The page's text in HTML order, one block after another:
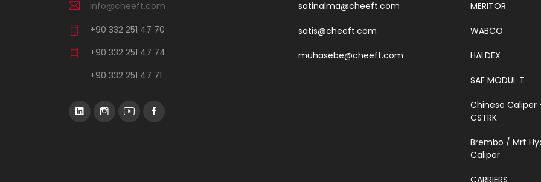
info@cheeft.com
+90 332 251 47 70
+90 332 251 47 74
+90 332 251 47 71
satinalma@cheeft.com
satis@cheeft.com
muhasebe@cheeft.com
MERITOR
WABCO
HALDEX
SAF MODUL T
Chinese Caliper
CSTRK
Brembo / Mrt
Caliper